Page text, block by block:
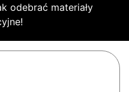
odebrać materiały